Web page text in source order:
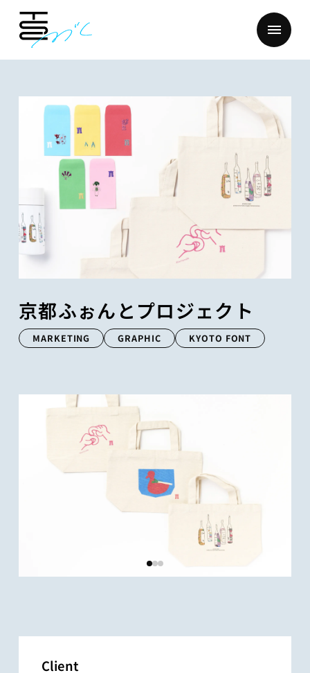
京都ふぉんとプロジェクト
MARKETING GRAPHIC KYOTO FONT
IMAGE
BRIEF
Client